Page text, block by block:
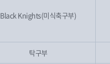
Black Knights(미식축구부)
탁구부